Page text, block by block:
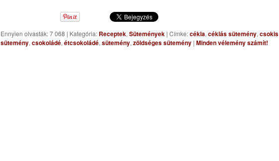
Ennyien olvasták: 7 068 | Kategória: Receptek, Sütemények | Címke:cékla, céklás sütemény, csokis
sütemény, csokoládé, étcsokoládé, sütemény, zöldséges sütemény | Minden vélemény számít!